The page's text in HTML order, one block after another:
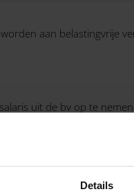
Details
aan belastingvrije
uit de bv op te
werknemer in